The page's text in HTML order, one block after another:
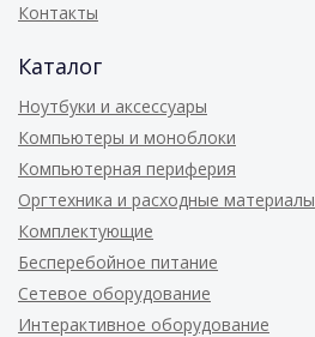
Контакты
Каталог
Ноутбуки и аксессуары
Компьютеры и моноблоки
Компьютерная периферия
Оргтехника и расходные материалы
Комплектующие
Бесперебойное питание
Сетевое оборудование
Интерактивное оборудование